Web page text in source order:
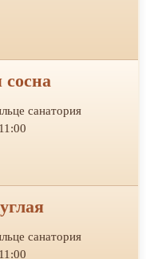
сосна
санатория
санатория